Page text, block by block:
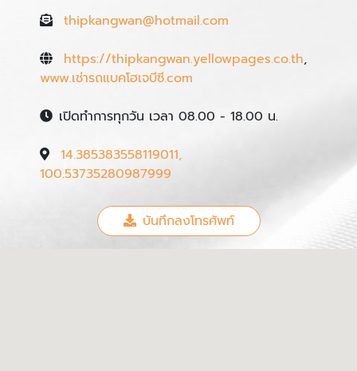
thipkangwan@hotmail.com
https://thipkangwan.yellowpages.co.th,
www.เช่ารถแบคโฮเจบีซี.com
เปิดทำการทุกวัน เวลา 08.00 - 18.00 น.
14.385383558119011,
100.53735280987999
บันทึกลงโทรศัพท์